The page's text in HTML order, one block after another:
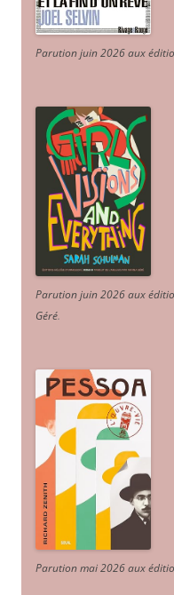
Parution juin 2026 aux
Parution juin 2026 aux
Géré.
Parution mai 2026 aux